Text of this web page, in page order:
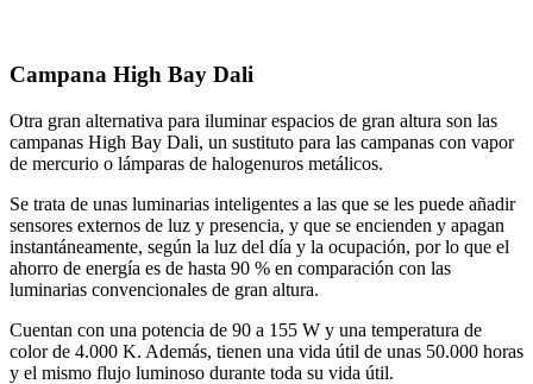
Campana High Bay Dali
Otra gran alternativa para iluminar espacios de gran altura son las
campanas High Bay Dali, un sustituto para las campanas con vapor
de mercurio o lámparas de halogenuros metálicos.
Se trata de unas luminarias inteligentes a las que se les puede añadir
sensores externos de luz y presencia, y que se encienden y apagan
instantáneamente, según la luz del día y la ocupación, por lo que el
ahorro de energía es de hasta 90 % en comparación con las
luminarias convencionales de gran altura.
Cuentan con una potencia de 90 a 155 W y una temperatura de
color de 4.000 K. Además, tienen una vida útil de unas 50.000 horas
y el mismo flujo luminoso durante toda su vida útil.